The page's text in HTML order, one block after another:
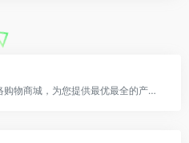
国内最专业的工控行业网络购物商城，为您提供最优最全的产品，在工控翼猫网您可以轻松找到想要的产品！